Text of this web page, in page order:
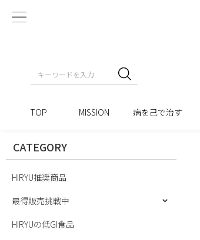
TOP MISSION 病を己で治す
CATEGORY
HIRYU推奨商品
最得販売挑戦中
HIRYUの低GI食品